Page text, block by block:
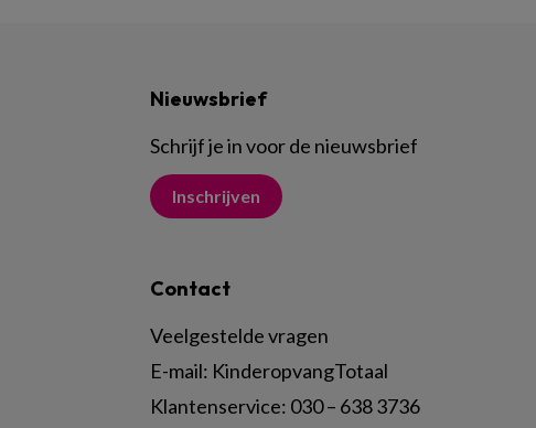
Nieuwsbrief
Schrijf je in voor de nieuwsbrief
Inschrijven
Contact
Veelgestelde vragen
E-mail: KinderopvangTotaal
Klantenservice: 030 – 638 3736